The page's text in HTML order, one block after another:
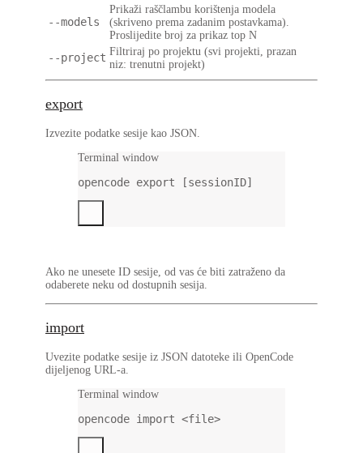
--models
Prikaži raščlambu korištenja modela
(skriveno prema zadanim postavkama).
Proslijedite broj za prikaz top N
--project Filtriraj po projektu (svi projekti, prazan
niz: trenutni projekt)
export
Izvezite podatke sesije kao JSON.
Terminal window
opencode export [sessionID]
Ako ne unesete ID sesije, od vas će biti zatraženo da
odaberete neku od dostupnih sesija.
import
Uvezite podatke sesije iz JSON datoteke ili OpenCode
dijeljenog URL-a.
Terminal window
opencode import <file>